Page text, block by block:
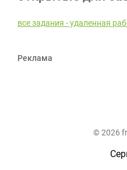
все задания - удаленная
Реклама
© 2026